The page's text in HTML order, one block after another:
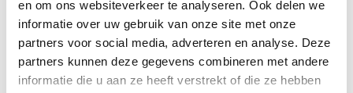
en om ons websiteverkeer te analyseren. Ook delen we
informatie over uw gebruik van onze site met onze
partners voor social media, adverteren en analyse. Deze
partners kunnen deze gegevens combineren met andere
informatie die u aan ze heeft verstrekt of die ze hebben
Vitesse maximale
25km/h
Carburant
Électrique
Poids (kg)
27 kg